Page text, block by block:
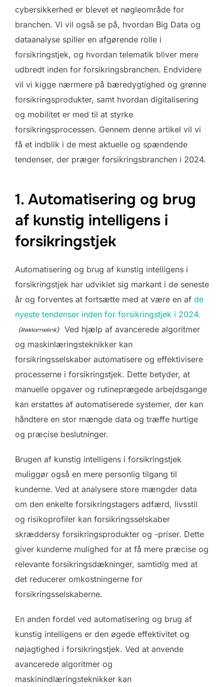
cybersikkerhed er blevet et nøgleområde for
branchen. Vi vil også se på, hvordan Big Data og
dataanalyse spiller en afgørende rolle i
forsikringstjek, og hvordan telematik bliver mere
udbredt inden for forsikringsbranchen. Endvidere
vil vi kigge nærmere på bæredygtighed og grønne
forsikringsprodukter, samt hvordan digitalisering
og mobilitet er med til at styrke
forsikringsprocessen. Gennem denne artikel vil vi
få et indblik i de mest aktuelle og spændende
tendenser, der præger forsikringsbranchen i 2024.
1. Automatisering og brug
af kunstig intelligens i
forsikringstjek
Automatisering og brug af kunstig intelligens i
forsikringstjek har udviklet sig markant i de seneste
år og forventes at fortsætte med at være en af de
nyeste tendenser inden for forsikringstjek i 2024.
Ved hjælp af avancerede algoritmer
og maskinlæringsteknikker kan
forsikringsselskaber automatisere og effektivisere
processerne i forsikringstjek. Dette betyder, at
manuelle opgaver og rutineprægede arbejdsgange
kan erstattes af automatiserede systemer, der kan
håndtere en stor mængde data og træffe hurtige
og præcise beslutninger.
Brugen af kunstig intelligens i forsikringstjek
muliggør også en mere personlig tilgang til
kunderne. Ved at analysere store mængder data
om den enkelte forsikringstagers adfærd, livsstil
og risikoprofiler kan forsikringsselskaber
skræddersy forsikringsprodukter og -priser. Dette
giver kunderne mulighed for at få mere præcise og
relevante forsikringsdækninger, samtidig med at
det reducerer omkostningerne for
forsikringsselskaberne.
En anden fordel ved automatisering og brug af
kunstig intelligens er den øgede effektivitet og
nøjagtighed i forsikringstjek. Ved at anvende
avancerede algoritmer og
maskinindlæringsteknikker kan